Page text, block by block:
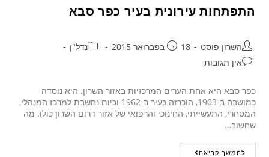
התפתחות עירונית בעיר כפר סבא
השרון פוסט 18 בפברואר 2015
נדל"ן
אין תגובות
כפר סבא היא אחת הערים המרכזיות באזור השרון. היא נוסדה
כמושבה ב-1903, הוכרזה כעיר ב-1962 וכיום נחשבת למרכז המנהלי,
המסחרי, התעשייתי, החינוכי והרפואי של אזור דרום השרון כולו. מה
שחשוב…
להמשך קריאה